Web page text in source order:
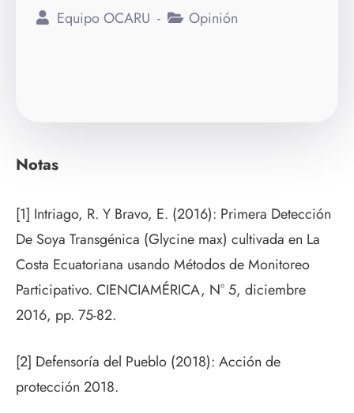
Gabriela Vanegas Carrera
Notas
[1] Intriago, R. Y Bravo, E. (2016): Primera Detección
De Soya Transgénica (Glycine max) cultivada en La
Costa Ecuatoriana usando Métodos de Monitoreo
Participativo. CIENCIAMÉRICA, N° 5, diciembre
2016, pp. 75-82.
[2] Defensoría del Pueblo (2018): Acción de
protección 2018.